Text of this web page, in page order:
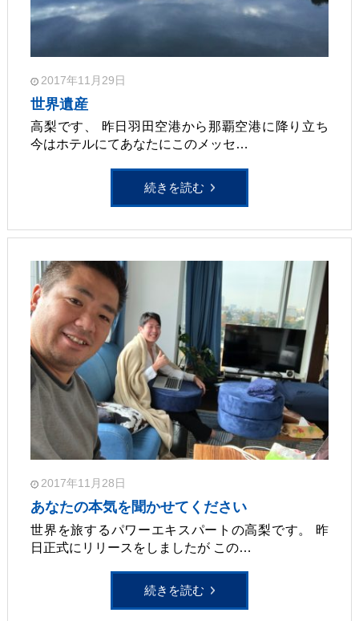
2017年11月29日
世界遺産
高梨です、 昨日羽田空港から那覇空港に降り立ち
今はホテルにてあなたにこのメッセ…
続きを読む
2017年11月28日
あなたの本気を聞かせてください
世界を旅するパワーエキスパートの高梨です。 昨
日正式にリリースをしましたが この…
続きを読む